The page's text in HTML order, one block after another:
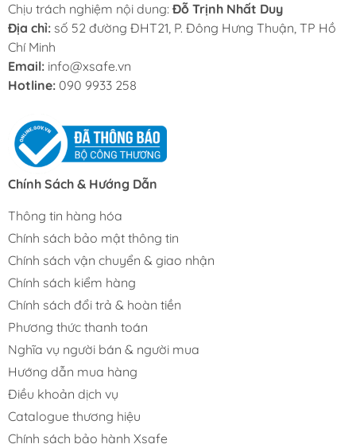
Chịu trách nghiệm nội dung: Đỗ Trịnh Nhất Duy
Địa chỉ: số 52 đường ĐHT21, P. Đông Hưng Thuận, TP Hồ
Chí Minh
Email: info@xsafe.vn
Hotline: 090 9933 258
Chính Sách & Hướng Dẫn
Thông tin hàng hóa
Chính sách bảo mật thông tin
Chính sách vận chuyển & giao nhận
Chính sách kiểm hàng
Chính sách đổi trả & hoàn tiền
Phương thức thanh toán
Nghĩa vụ người bán & người mua
Hướng dẫn mua hàng
Điều khoản dịch vụ
Catalogue thương hiệu
Chính sách bảo hành Xsafe